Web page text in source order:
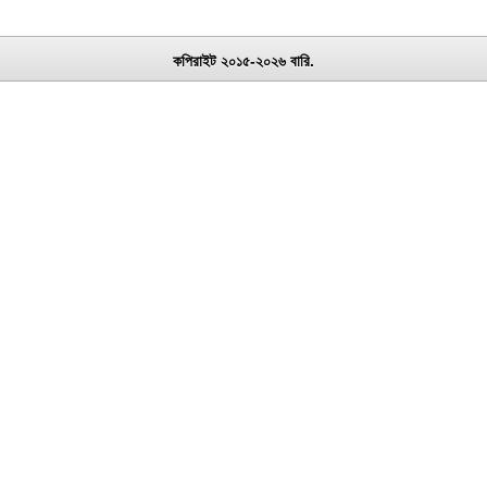
কপিরাইট ২০১৫-২০২৬ বারি.